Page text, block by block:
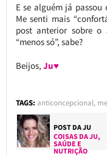
E se alguém já
Me senti mais
post anterior sobre o
“menos só”, sabe?
Beijos, Ju♥
TAGS: anticoncepcional,
POST DAJU
COISAS DA JU,
SAÚDE E
NUTRIÇÃO